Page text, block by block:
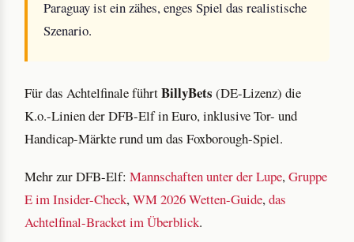
Paraguay ist ein zähes, enges Spiel das realistische
Szenario.
Für das Achtelfinale führtBillyBets (DE-Lizenz) die
K.o.-Linien der DFB-Elf in Euro, inklusive Tor- und
Handicap-Märkte rund um das Foxborough-Spiel.
Mehr zur DFB-Elf: Mannschaften unter der Lupe,Gruppe
E im Insider-Check,WM 2026 Wetten-Guide,das
Achtelfinal-Bracket im Überblick.